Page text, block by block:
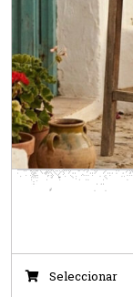
Seleccionar